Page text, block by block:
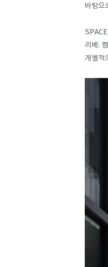
바탕으
리베:
개별적